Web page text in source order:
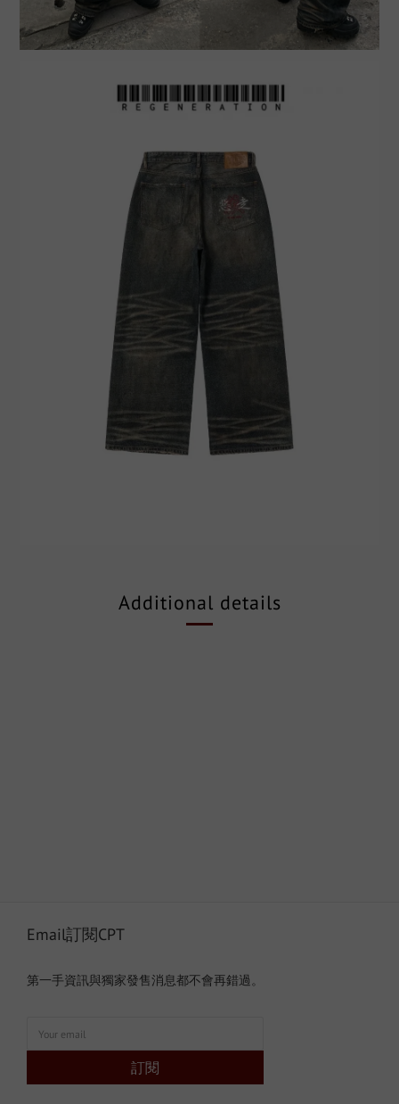
Additional details
Email訂閱CPT
第一手資訊與獨家發售消息都不會再錯過。
訂閱